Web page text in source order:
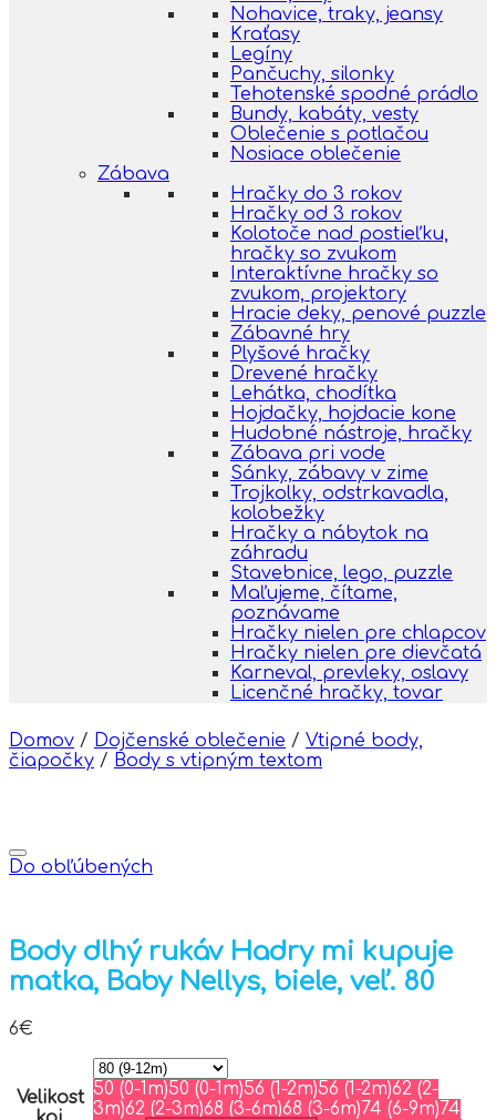
Nohavice, traky, jeansy
Kraťasy
Legíny
Pančuchy, silonky
Tehotenské spodné prádlo
Bundy, kabáty, vesty
Oblečenie s potlačou
Nosiace oblečenie
Zábava
Hračky do 3 rokov
Hračky od 3 rokov
Kolotoče nad postieľku,
hračky so zvukom
Interaktívne hračky so
zvukom, projektory
Hracie deky, penové puzzle
Zábavné hry
Plyšové hračky
Drevené hračky
Lehátka, chodítka
Hojdačky, hojdacie kone
Hudobné nástroje, hračky
Zábava pri vode
Sánky, zábavy v zime
Trojkolky, odstrkavadla,
kolobežky
Hračky a nábytok na
záhradu
Stavebnice, lego, puzzle
Maľujeme, čítame,
poznávame
Hračky nielen pre chlapcov
Hračky nielen pre dievčatá
Karneval, prevleky, oslavy
Licenčné hračky, tovar
Domov / Dojčenské oblečenie / Vtipné body,
čiapočky / Body s vtipným textom
Do obľúbených
Body dlhý rukáv Hadry mi kupuje
matka, Baby Nellys, biele, veľ. 80
6€
Velikost 50 (0-1m)50 (0-1m)56 (1-2m)56 (1-2m)62 (2-
3m)62 (2-3m)68 (3-6m)68 (3-6m)74 (6-9m)74